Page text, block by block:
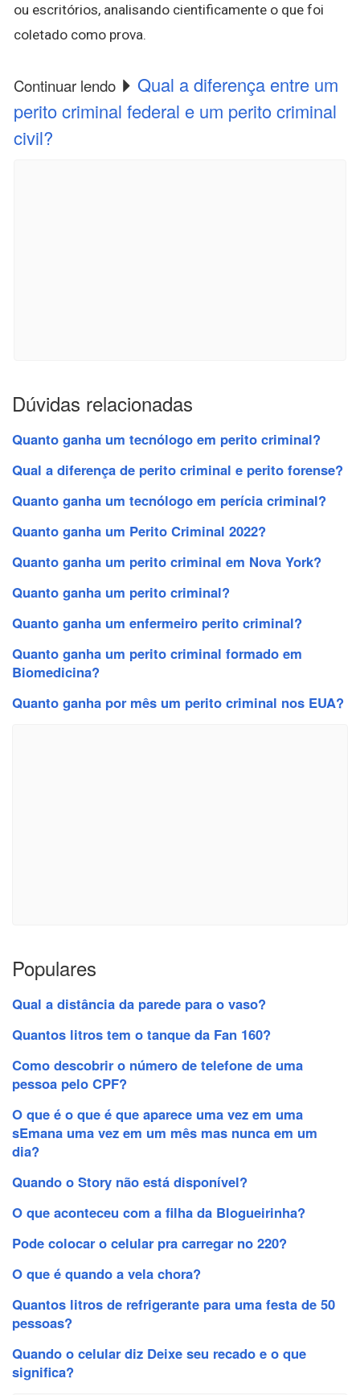
ou escritórios, analisando cientificamente o que foi
coletado como prova.
Continuar lendo
Qual a diferença entre um
perito criminal federal e um perito criminal
civil?
Dúvidas relacionadas
Quanto ganha um tecnólogo em perito criminal?
Qual a diferença de perito criminal e perito forense?
Quanto ganha um tecnólogo em perícia criminal?
Quanto ganha um Perito Criminal 2022?
Quanto ganha um perito criminal em Nova York?
Quanto ganha um perito criminal?
Quanto ganha um enfermeiro perito criminal?
Quanto ganha um perito criminal formado em
Biomedicina?
Quanto ganha por mês um perito criminal nos EUA?
Populares
Qual a distância da parede para o vaso?
Quantos litros tem o tanque da Fan 160?
Como descobrir o número de telefone de uma
pessoa pelo CPF?
O que é o que é que aparece uma vez em uma
sEmana uma vez em um mês mas nunca em um
dia?
Quando o Story não está disponível?
O que aconteceu com a filha da Blogueirinha?
Pode colocar o celular pra carregar no 220?
O que é quando a vela chora?
Quantos litros de refrigerante para uma festa de 50
pessoas?
Quando o celular diz Deixe seu recado e o que
significa?